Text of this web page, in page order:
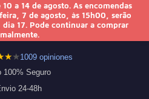
a 14 de agosto. As encomendas
7 de agosto, às 15h00, serão
17. Pode continuar a comprar
★★1009 opiniones
100% Seguro
24-48h

